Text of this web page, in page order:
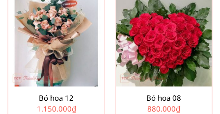
Bó hoa 12
1.150.000₫
Bó hoa 08
880.000₫